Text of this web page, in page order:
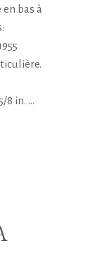
bas à
8 in.